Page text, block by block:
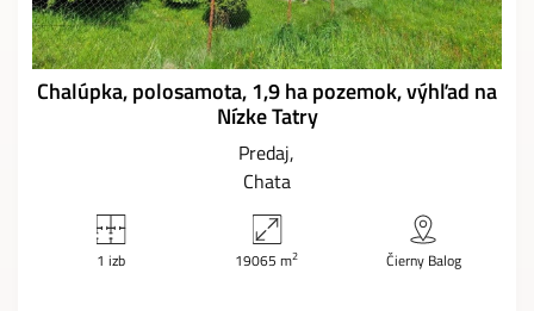
Chalúpka, polosamota, 1,9 ha pozemok, výhľad na
Nízke Tatry
Predaj
Chata
1 izb 19065 m2 Čierny Balog